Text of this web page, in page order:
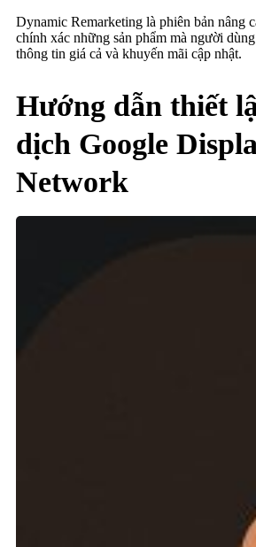
Dynamic Remarketing là phiên bản nâng
chính xác những sản phẩm mà người
thông tin giá cả và khuyến mãi cập nhật.
Hướng dẫn thiết
dịch Google
Network